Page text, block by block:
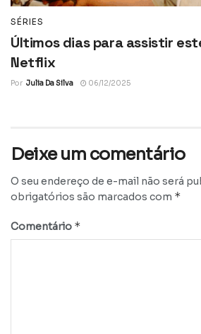
SÉRIES
Últimos dias para assistir
Netflix
Por Julia Da Silva 06/12/2025
Deixe um comentário
O seu endereço de e-mail não será
obrigatórios são marcados com *
Comentário *